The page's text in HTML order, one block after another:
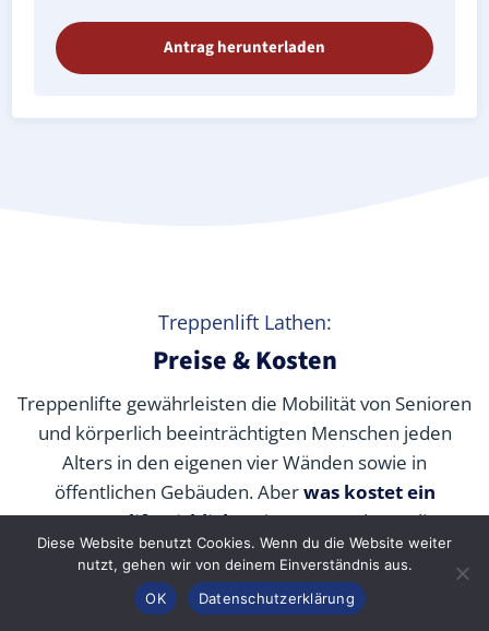
Antrag herunterladen
Treppenlift Lathen:
Preise & Kosten
Treppenlifte gewährleisten die Mobilität von Senioren
und körperlich beeinträchtigten Menschen jeden
Alters in den eigenen vier Wänden sowie in
öffentlichen Gebäuden. Aberwas kostet ein
Treppenlift wirklich? Wir verraten Ihnen die
durchschnittlichen Preise unserer Fachpartner je nach
Modell und wie Sie die Kosten durch Zuschüsse,
Fördermittel und Alternativen senken können.
Konfigurator
Diese Website benutzt Cookies. Wenn du die Website weiter
nutzt, gehen wir von deinem Einverständnis aus.
OK
Datenschutzerklärung